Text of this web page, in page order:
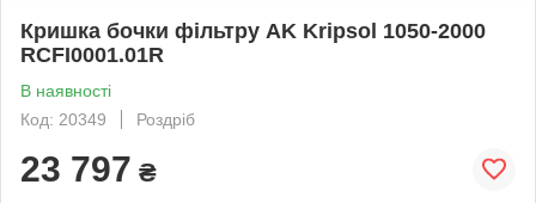
Кришка бочки фільтру AK Kripsol 1050-2000
RCFI0001.01R
В наявності
Код: 20349
Роздріб
23 797 ₴